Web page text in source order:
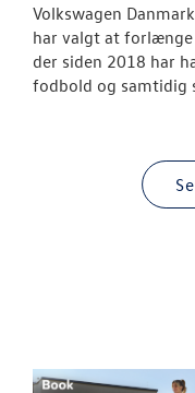
Volkswagen
har valgt at forlænge
der siden 2018 har
fodbold og